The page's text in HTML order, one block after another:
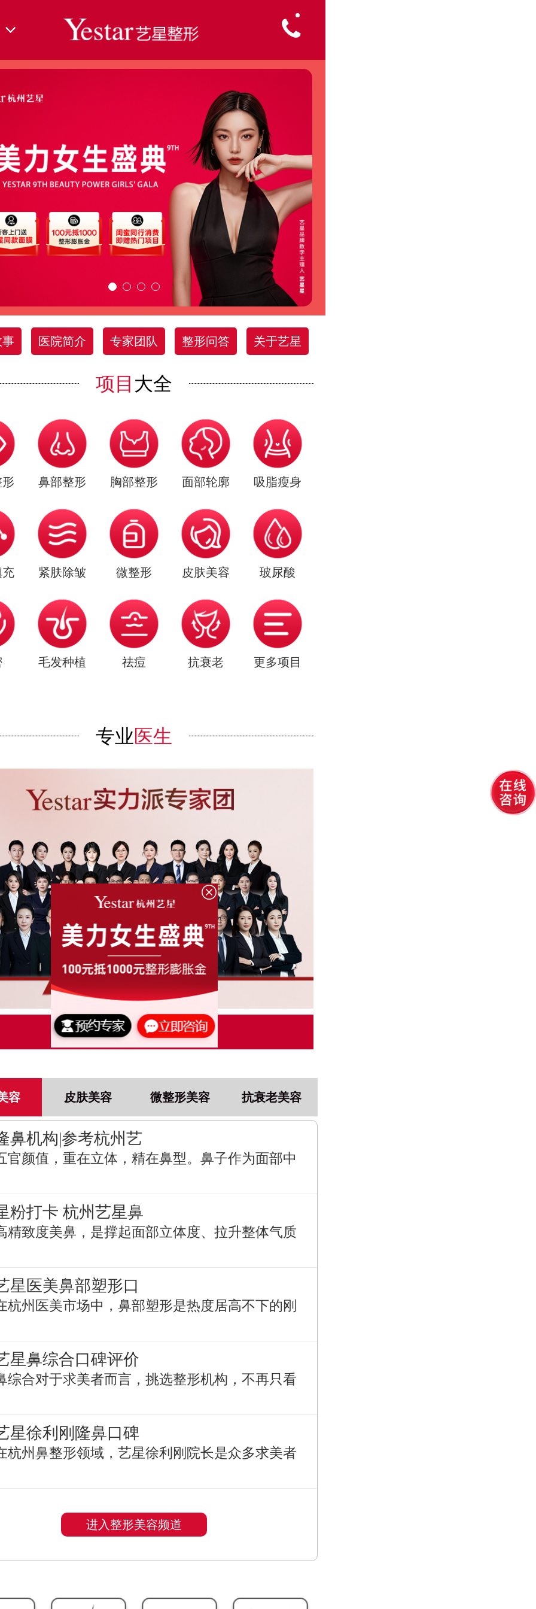
事 医院简介 专家团队 整形问答 关于艺星
项目 大全
鼻部整形 胸部整形 面部轮廓 吸脂瘦身
充 紧肤除皱 微整形 皮肤美容 玻尿酸
毛发种植 祛痘 抗衰老 更多项目
专业医生
点击了解更多
容 皮肤美容 微整形美容 抗衰老美容
鼻机构|参考杭州艺
官颜值，重在立体，精在鼻型。鼻子作为面部中
粉打卡 杭州艺星鼻
精致度美鼻，是撑起面部立体度、拉升整体气质
星医美鼻部塑形口
杭州医美市场中，鼻部塑形是热度居高不下的刚
星鼻综合口碑评价
综合对于求美者而言，挑选整形机构，不再只看
星徐利刚隆鼻口碑
杭州鼻整形领域，艺星徐利刚院长是众多求美者
进入整形美容频道